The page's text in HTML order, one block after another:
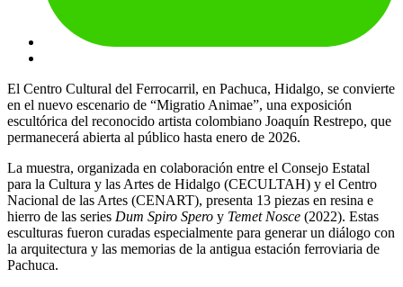
El Centro Cultural del Ferrocarril, en Pachuca, Hidalgo, se convierte
en el nuevo escenario de “Migratio Animae”, una exposición
escultórica del reconocido artista colombiano Joaquín Restrepo, que
permanecerá abierta al público hasta enero de 2026.
La muestra, organizada en colaboración entre el Consejo Estatal
para la Cultura y las Artes de Hidalgo (CECULTAH) y el Centro
Nacional de las Artes (CENART), presenta 13 piezas en resina e
hierro de las series Dum Spiro Spero y Temet Nosce (2022). Estas
esculturas fueron curadas especialmente para generar un diálogo con
la arquitectura y las memorias de la antigua estación ferroviaria de
Pachuca.